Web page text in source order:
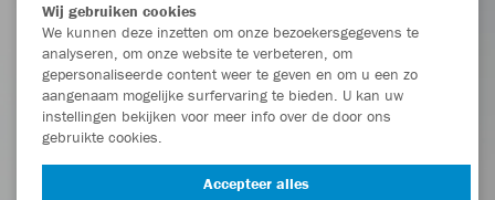
Wij gebruiken cookies
We kunnen deze inzetten om onze bezoekersgegevens te
analyseren, om onze website te verbeteren, om
gepersonaliseerde content weer te geven en om u een zo
aangenaam mogelijke surfervaring te bieden. U kan uw
instellingen bekijken voor meer info over de door ons
gebruikte cookies.
Accepteer alles